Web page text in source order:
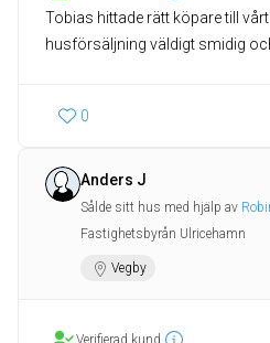
Tobias hittade rätt köpare till
husförsäljning väldigt smidig
0
Anders J
Sålde sitt hus med hjälp av
Fastighetsbyrån Ulricehamn
Vegby
Verifierad kund